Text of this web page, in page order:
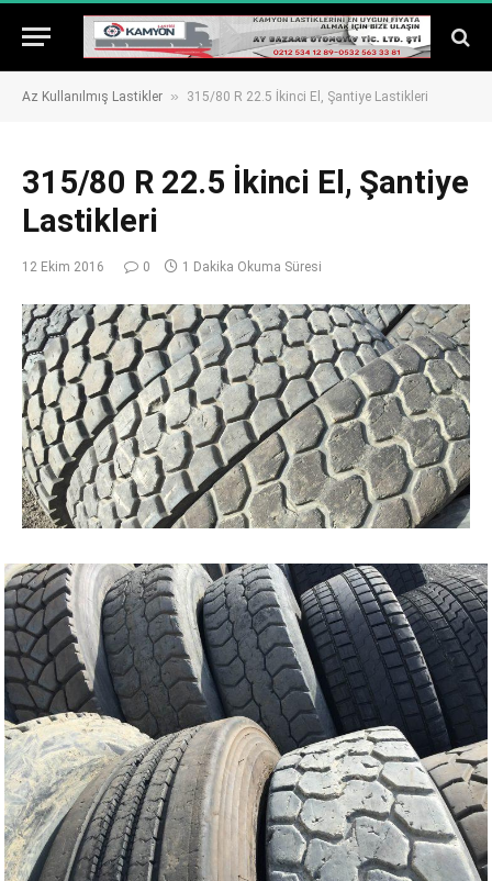
Az Kullanılmış Lastikler » 315/80 R 22.5 İkinci El, Şantiye Lastikleri
315/80 R 22.5 İkinci El, Şantiye
Lastikleri
12 Ekim 2016 0 1 Dakika Okuma Süresi